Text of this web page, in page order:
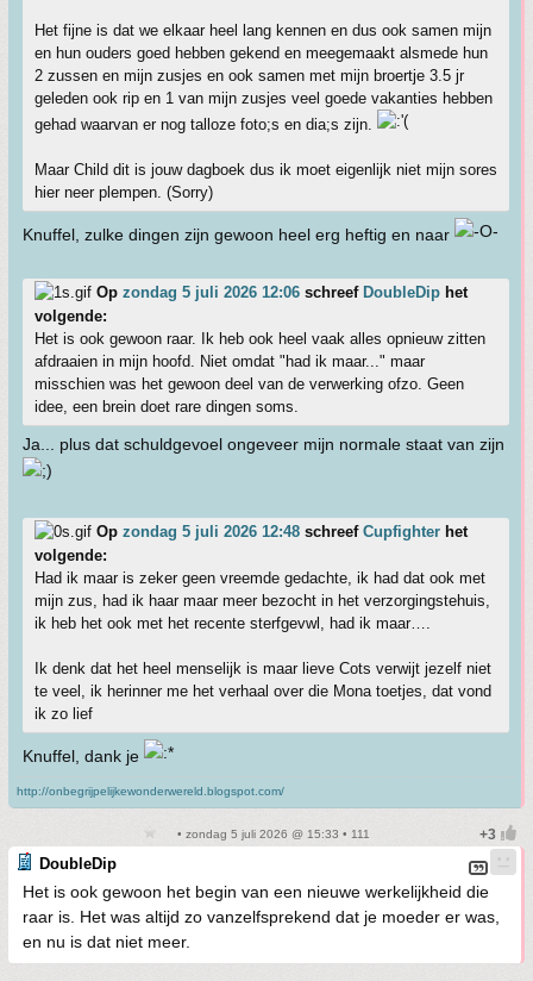
Het fijne is dat we elkaar heel lang kennen en dus ook samen mijn
en hun ouders goed hebben gekend en meegemaakt alsmede hun
2 zussen en mijn zusjes en ook samen met mijn broertje 3.5 jr
geleden ook rip en 1 van mijn zusjes veel goede vakanties hebben
gehad waarvan er nog talloze foto;s en dia;s zijn.
Maar Child dit is jouw dagboek dus ik moet eigenlijk niet mijn sores
hier neer plempen. (Sorry)
Knuffel, zulke dingen zijn gewoon heel erg heftig en naar
Op zondag 5 juli 2026 12:06 schreef DoubleDip het
volgende:
Het is ook gewoon raar. Ik heb ook heel vaak alles opnieuw zitten
afdraaien in mijn hoofd. Niet omdat "had ik maar..." maar
misschien was het gewoon deel van de verwerking ofzo. Geen
idee, een brein doet rare dingen soms.
Ja... plus dat schuldgevoel ongeveer mijn normale staat van zijn
Op zondag 5 juli 2026 12:48 schreef Cupfighter het
volgende:
Had ik maar is zeker geen vreemde gedachte, ik had dat ook met
mijn zus, had ik haar maar meer bezocht in het verzorgingstehuis,
ik heb het ook met het recente sterfgevwl, had ik maar….
Ik denk dat het heel menselijk is maar lieve Cots verwijt jezelf niet
te veel, ik herinner me het verhaal over die Mona toetjes, dat vond
ik zo lief
Knuffel, dank je
http://onbegrijpelijkewonderwereld.blogspot.com/
• zondag 5 juli 2026 @ 15:33 • 111
DoubleDip
Het is ook gewoon het begin van een nieuwe werkelijkheid die
raar is. Het was altijd zo vanzelfsprekend dat je moeder er was,
en nu is dat niet meer.